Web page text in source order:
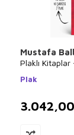
Mustafa
Plaklı
Plak
3.042,00